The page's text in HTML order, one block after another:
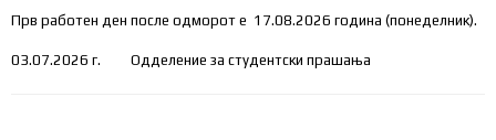
Прв работен ден после одморот е 17.08.2026 година (понеделник).
03.07.2026 г. Одделение за студентски прашања